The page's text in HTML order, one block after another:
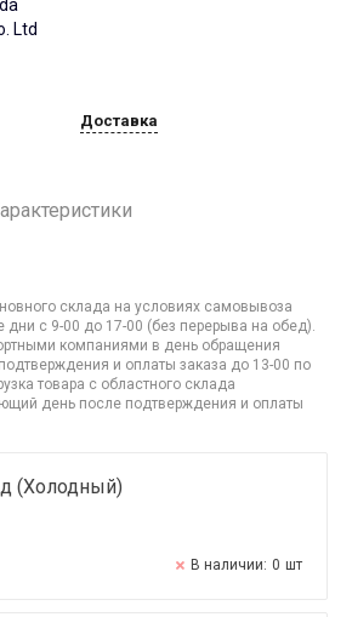
Ltd
Доставка
склада на условиях самовывоза
дни с 9-00 до 17-00 (без перерыва на обед).
компаниями в день обращения
и оплаты заказа до 13-00 по
товара с областного склада
день после подтверждения и оплаты
(Холодный)
В наличии: 0 шт